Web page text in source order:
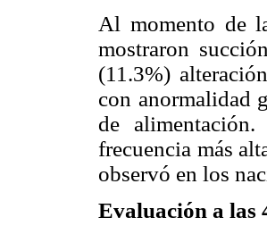
Al momento de
mostraron
(11.3%)
con anormalidad
de
frecuencia más
observó en los
Evaluación a las